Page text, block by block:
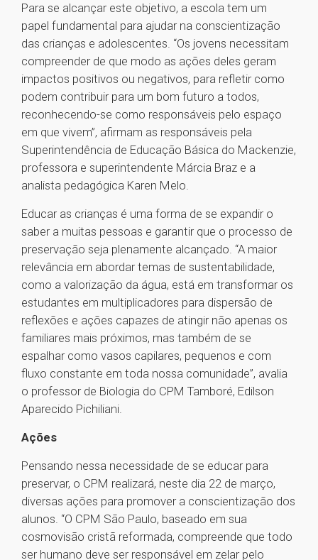
Para se alcançar este objetivo, a escola tem um
papel fundamental para ajudar na conscientização
das crianças e adolescentes. “Os jovens necessitam
compreender de que modo as ações deles geram
impactos positivos ou negativos, para refletir como
podem contribuir para um bom futuro a todos,
reconhecendo-se como responsáveis pelo espaço
em que vivem”, afirmam as responsáveis pela
Superintendência de Educação Básica do Mackenzie,
professora e superintendente Márcia Braz e a
analista pedagógica Karen Melo.
Educar as crianças é uma forma de se expandir o
saber a muitas pessoas e garantir que o processo de
preservação seja plenamente alcançado. “A maior
relevância em abordar temas de sustentabilidade,
como a valorização da água, está em transformar os
estudantes em multiplicadores para dispersão de
reflexões e ações capazes de atingir não apenas os
familiares mais próximos, mas também de se
espalhar como vasos capilares, pequenos e com
fluxo constante em toda nossa comunidade”, avalia
o professor de Biologia do CPM Tamboré, Edilson
Aparecido Pichiliani.
Ações
Pensando nessa necessidade de se educar para
preservar, o CPM realizará, neste dia 22 de março,
diversas ações para promover a conscientização dos
alunos. “O CPM São Paulo, baseado em sua
cosmovisão cristã reformada, compreende que todo
ser humano deve ser responsável em zelar pelo